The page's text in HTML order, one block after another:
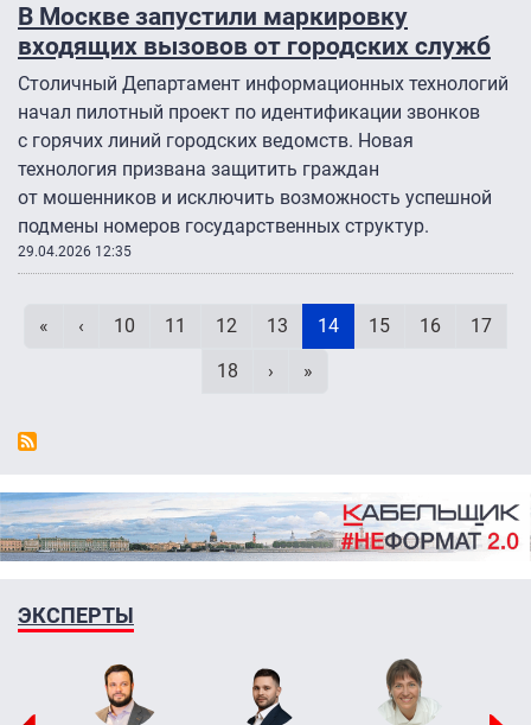
В Москве запустили маркировку
входящих вызовов от городских служб
Столичный Департамент информационных технологий
начал пилотный проект по идентификации звонков
с горячих линий городских ведомств. Новая
технология призвана защитить граждан
от мошенников и исключить возможность успешной
подмены номеров государственных структур.
29.04.2026 12:35
Первая страница
« Предыдущая страница
‹ Page
10 Page
11 Page
12 Page
13 Текущая страница
14 Page
15 Page
16 Page
17
Page
18 Следующая страница
› Последняя страница
»
ЭКСПЕРТЫ